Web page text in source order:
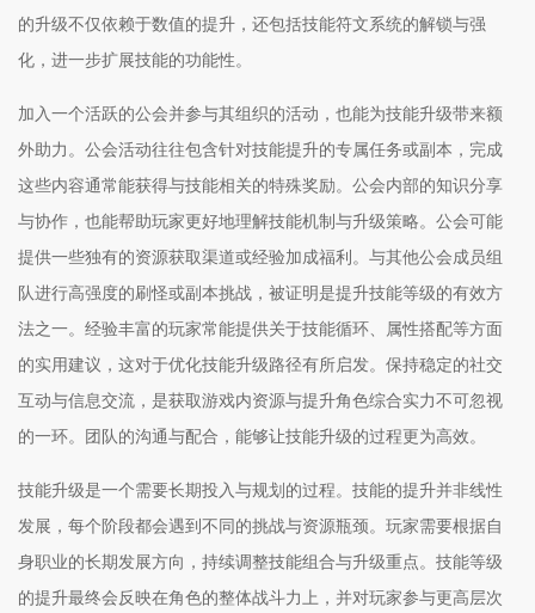
的升级不仅依赖于数值的提升，还包括技能符文系统的解锁与强
化，进一步扩展技能的功能性。
加入一个活跃的公会并参与其组织的活动，也能为技能升级带来额
外助力。公会活动往往包含针对技能提升的专属任务或副本，完成
这些内容通常能获得与技能相关的特殊奖励。公会内部的知识分享
与协作，也能帮助玩家更好地理解技能机制与升级策略。公会可能
提供一些独有的资源获取渠道或经验加成福利。与其他公会成员组
队进行高强度的刷怪或副本挑战，被证明是提升技能等级的有效方
法之一。经验丰富的玩家常能提供关于技能循环、属性搭配等方面
的实用建议，这对于优化技能升级路径有所启发。保持稳定的社交
互动与信息交流，是获取游戏内资源与提升角色综合实力不可忽视
的一环。团队的沟通与配合，能够让技能升级的过程更为高效。
技能升级是一个需要长期投入与规划的过程。技能的提升并非线性
发展，每个阶段都会遇到不同的挑战与资源瓶颈。玩家需要根据自
身职业的长期发展方向，持续调整技能组合与升级重点。技能等级
的提升最终会反映在角色的整体战斗力上，并对玩家参与更高层次